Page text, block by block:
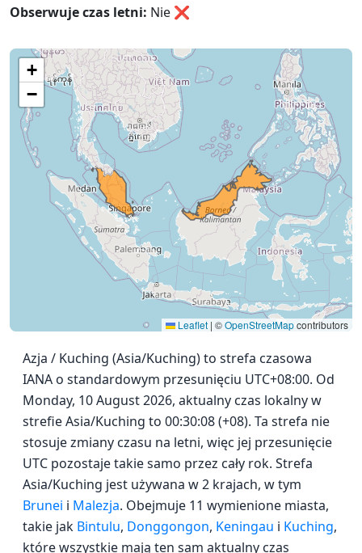
Obserwuje czas letni: Nie ❌
+
−
Leaflet | ©OpenStreetMapcontributors
Azja / Kuching (Asia/Kuching) to strefa czasowa
IANA o standardowym przesunięciu UTC+08:00. Od
Monday, 10 August 2026, aktualny czas lokalny w
strefie Asia/Kuching to 00:30:08 (+08). Ta strefa nie
stosuje zmiany czasu na letni, więc jej przesunięcie
UTC pozostaje takie samo przez cały rok. Strefa
Asia/Kuching jest używana w 2 krajach, w tym
Brunei i Malezja. Obejmuje 11 wymienione miasta,
takie jak Bintulu, Donggongon, Keningau i Kuching,
które wszystkie mają ten sam aktualny czas